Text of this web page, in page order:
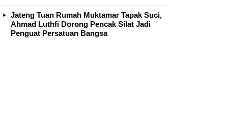
Jateng Tuan Rumah Muktamar Tapak Suci,
Ahmad Luthfi Dorong Pencak Silat Jadi
Penguat Persatuan Bangsa